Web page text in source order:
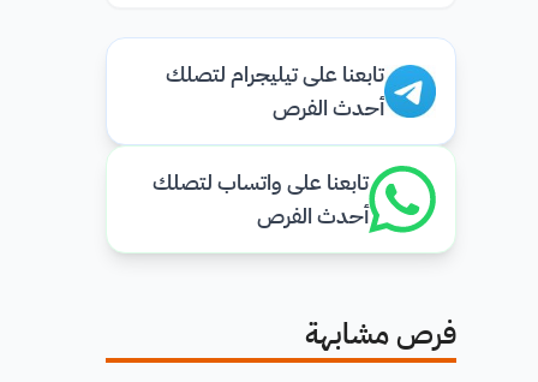
تابعنا على تيليجرام لتصلك
أحدث الفرص
تابعنا على واتساب لتصلك
أحدث الفرص
فرص مشابهة